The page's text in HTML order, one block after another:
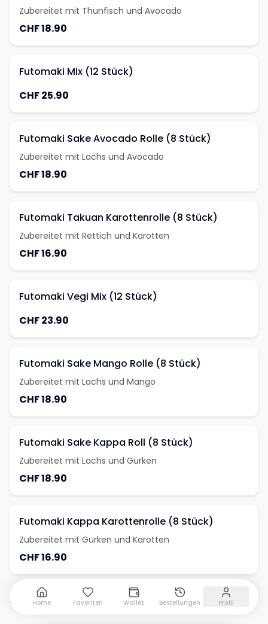
Zubereitet mit Thunfisch und Avocado
CHF 18.90
Futomaki Mix (12 Stück)
CHF 25.90
Futomaki Sake Avocado Rolle (8 Stück)
Zubereitet mit Lachs und Avocado
CHF 18.90
Futomaki Takuan Karottenrolle (8 Stück)
Zubereitet mit Rettich und Karotten
CHF 16.90
Futomaki Vegi Mix (12 Stück)
CHF 23.90
Futomaki Sake Mango Rolle (8 Stück)
Zubereitet mit Lachs und Mango
CHF 18.90
Futomaki Sake Kappa Roll (8 Stück)
Zubereitet mit Lachs und Gurken
CHF 18.90
Futomaki Kappa Karottenrolle (8 Stück)
Zubereitet mit Gurken und Karotten
CHF 16.90
Sashimi
Home Favoriten Wallet Bestellungen Profil